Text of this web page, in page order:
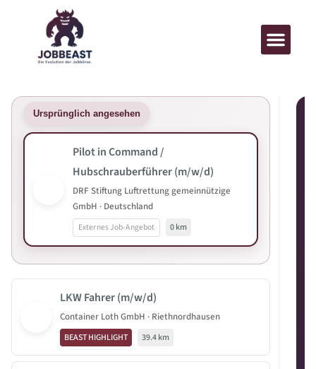
Ursprünglich angesehen
Pilot in Command /
Hubschrauberführer (m/w/d)
DRF Stiftung Luftrettung gemeinnützige
GmbH · Deutschland
Externes Job-Angebot 0 km
LKW Fahrer (m/w/d)
Container Loth GmbH · Riethnordhausen
BEAST HIGHLIGHT 39.4 km